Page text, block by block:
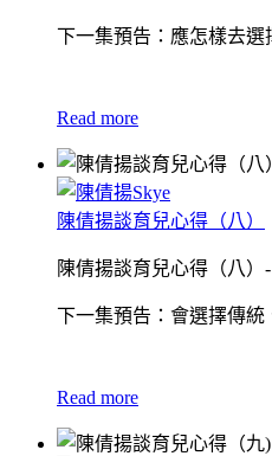
下一集預告：應怎樣去選
Read more
陳倩揚談育兒心得（八）
陳倩揚談育兒心得（八）
下一集預告：會選擇傳統
Read more